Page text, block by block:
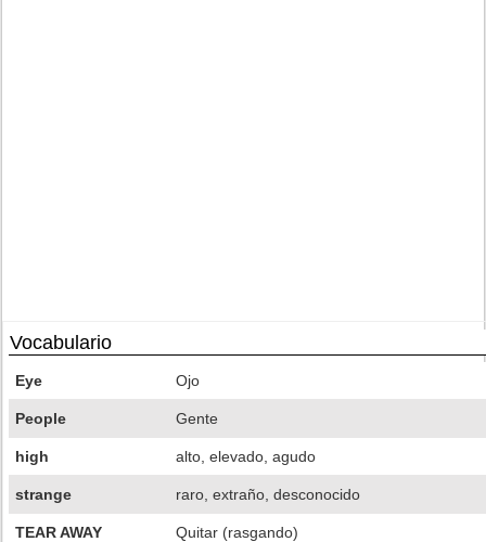
Vocabulario
Eye Ojo
People Gente
high alto, elevado, agudo
strange raro, extraño, desconocido
TEAR AWAY Quitar (rasgando)